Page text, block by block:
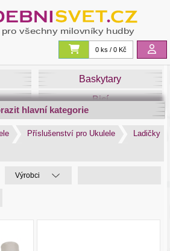
0 ks / 0 Kč
Baskytary
Bicí
Dechy
hlavní kategorie
Příslušenství pro Ukulele
Ladičky
Výrobci